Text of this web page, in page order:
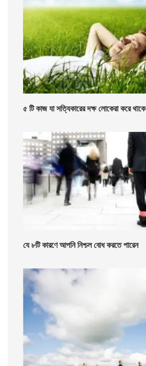
৫ টি কাজ যা সত্যিকারের দক্ষ লোকেরা করে থাকে
যে ৮টি কারণে আপনি নিশ্চল বোধ করতে পারেন